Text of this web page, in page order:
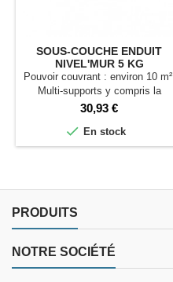
SOUS-COUCHE ENDUIT
NIVEL'MUR 5 KG
Pouvoir couvrant : environ 10 m².
Multi-supports y compris la
faïence. Peut être peint ou
Prix
30,93 €
 En stock
PRODUITS
NOTRE SOCIÉTÉ